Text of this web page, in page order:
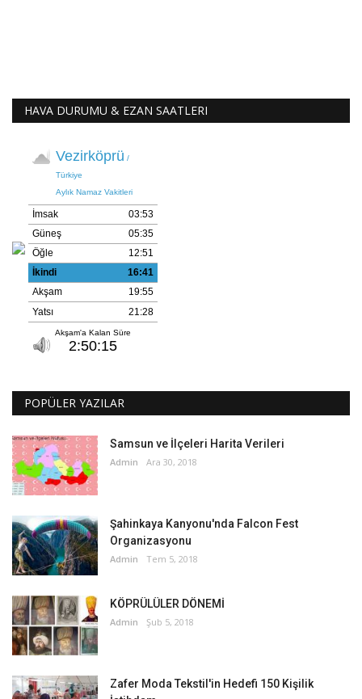
HAVA DURUMU & EZAN SAATLERI
POPÜLER YAZILAR
Samsun ve İlçeleri Harita Verileri
Admin Ara 30, 2018
Şahinkaya Kanyonu'nda Falcon Fest
Organizasyonu
Admin Tem 5, 2018
KÖPRÜLÜLER DÖNEMİ
Admin Şub 5, 2018
Zafer Moda Tekstil'in Hedefi 150 Kişilik